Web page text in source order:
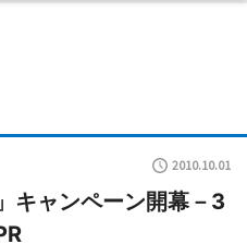
2010.10.01
キャンペーン開幕－3